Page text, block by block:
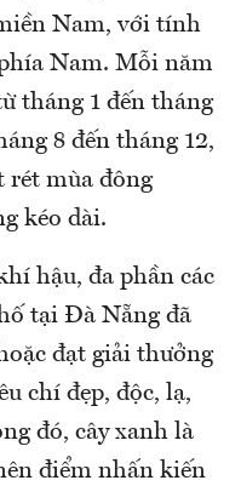
Nam, với tính
Nam. Mỗi năm
tháng 1 đến tháng
8 đến tháng 12,
rét mùa đông
kéo dài.
hậu, đa phần các
tại Đà Nẵng đã
đạt giải thưởng
chí đẹp, độc, lạ,
đó, cây xanh là
điểm nhấn kiến